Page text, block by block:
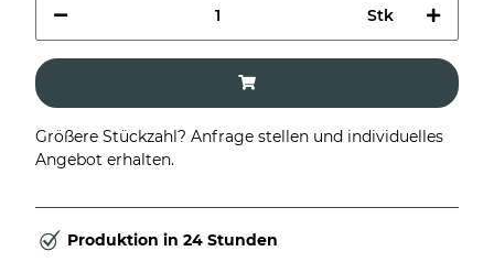
Stk
Größere Stückzahl? Anfrage stellen und individuelles
Angebot erhalten.
Produktion in 24 Stunden